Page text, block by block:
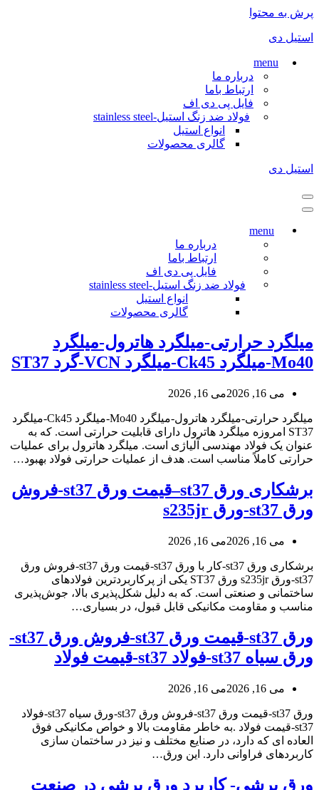
پرش به محتوا
استیل دی
menu
درباره ما
ارتباط باما
فایل پی دی اف
فولاد ضد زنگ استیل-stainless steel
انواع استیل
گالری محصولات
استیل دی
فهرست
ناوبری
فهرست
menu
درباره ما
ارتباط باما
فایل پی دی اف
فولاد ضد زنگ استیل-stainless steel
انواع استیل
گالری محصولات
میلگرد حرارتی-میلگرد هاترول-میلگرد
Mo40-میلگرد Ck45-میلگرد VCN-گرد ST37
می 16, 2026 می 16, 2026
میلگرد حرارتی-میلگرد هاترول-میلگرد Mo40-میلگرد Ck45-میلگرد
ST37 امروزه میلگرد هاترول دارای قابلیت حرارتی است. که به
عنوان یک فولاد مهندسی آلیاژی است. میلگرد هاترول برای عملیات
حرارتی کاملاً مناسب است. هدف از عملیات حرارتی فولاد بهبود…
برشکاری ورق st37–قیمت ورق st37-فروش
ورق st37-ورق s235jr
می 16, 2026 می 16, 2026
برشکاری ورق st37-کار با ورق st37-قیمت ورق st37-فروش ورق
st37-ورق s235jr ورق ST37 یکی از پرکاربردترین فولادهای
ساختمانی و صنعتی است. که به دلیل شکل‌پذیری بالا، جوش‌پذیری
مناسب و مقاومت مکانیکی قابل قبول، در بسیاری…
ورق st37-قیمت ورق st37-فروش ورق st37-
ورق سیاه st37-فولاد st37-قیمت فولاد
می 16, 2026 می 16, 2026
ورق st37-قیمت ورق st37-فروش ورق st37-ورق سیاه st37-فولاد
st37-قیمت فولاد .به خاطر مقاومت بالا و خواص مکانیکی فوق
العاده ای که دارد، در صنایع مختلف و نیز در ساختمان سازی
کاربردهای فراوانی دارد. این ورق…
ورق برشی- کاربرد ورق برشی در صنعت